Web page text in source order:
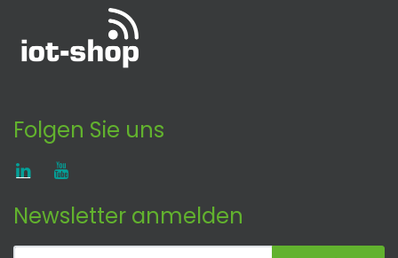
Folgen Sie uns
Newsletter anmelden